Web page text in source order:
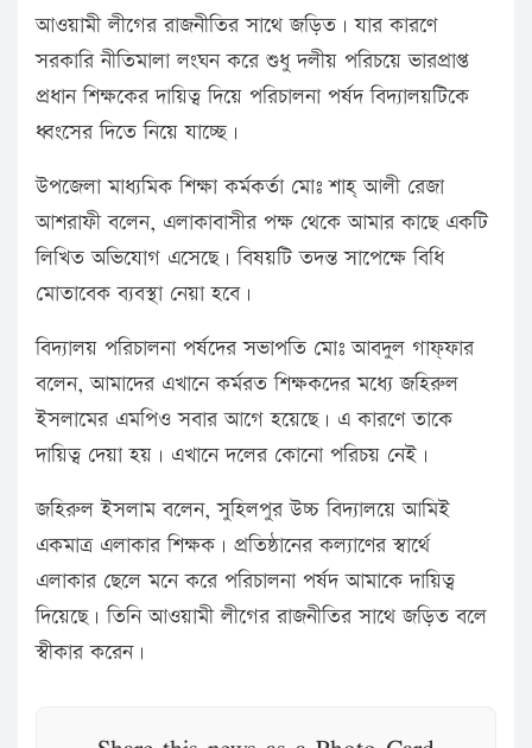
আওয়ামী লীগের রাজনীতির সাথে জড়িত। যার কারণে
সরকারি নীতিমালা লংঘন করে শুধু দলীয় পরিচয়ে ভারপ্রাপ্ত
প্রধান শিক্ষকের দায়িত্ব দিয়ে পরিচালনা পর্ষদ বিদ্যালয়টিকে
ধ্বংসের দিতে নিয়ে যাচ্ছে।
উপজেলা মাধ্যমিক শিক্ষা কর্মকর্তা মোঃ শাহ্ আলী রেজা
আশরাফী বলেন, এলাকাবাসীর পক্ষ থেকে আমার কাছে একটি
লিখিত অভিযোগ এসেছে। বিষয়টি তদন্ত সাপেক্ষে বিধি
মোতাবেক ব্যবস্থা নেয়া হবে।
বিদ্যালয় পরিচালনা পর্ষদের সভাপতি মোঃ আবদুল গাফ্ফার
বলেন, আমাদের এখানে কর্মরত শিক্ষকদের মধ্যে জহিরুল
ইসলামের এমপিও সবার আগে হয়েছে। এ কারণে তাকে
দায়িত্ব দেয়া হয়। এখানে দলের কোনো পরিচয় নেই।
জহিরুল ইসলাম বলেন, সুহিলপুর উচ্চ বিদ্যালয়ে আমিই
একমাত্র এলাকার শিক্ষক। প্রতিষ্ঠানের কল্যাণের স্বার্থে
এলাকার ছেলে মনে করে পরিচালনা পর্ষদ আমাকে দায়িত্ব
দিয়েছে। তিনি আওয়ামী লীগের রাজনীতির সাথে জড়িত বলে
স্বীকার করেন।